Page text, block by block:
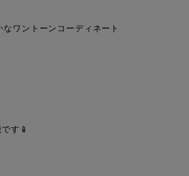
ワントーンコーディネート
す📱